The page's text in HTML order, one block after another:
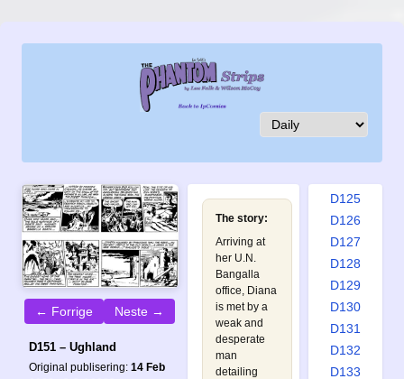
← Forrige Neste →
D151 – Ughland
Original publisering: 14 Feb
The story:
Arriving at
her U.N.
Bangalla
office, Diana
is met by a
weak and
desperate
man
detailing
D118
D121
D125
D126
D127
D128
D129
D130
D131
D132
D133